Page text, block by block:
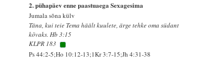
2. pühapäev enne paastuaega Sexagesima
Jumala sõna külv
Täna, kui teie Tema häält kuulete, ärge tehke oma südant
kõvaks. Hb 3:15
KLPR 183
Ps 44:2-5;Ho 10:12-13;1Kr 3:7-15;Jh 4:31-38